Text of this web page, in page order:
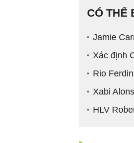
CÓ THỂ
Jamie
Xác định
Rio
Xabi
HLV